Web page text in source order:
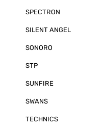
SPECTRON
SILENT ANGEL
SONORO
STP
SUNFIRE
SWANS
TECHNICS